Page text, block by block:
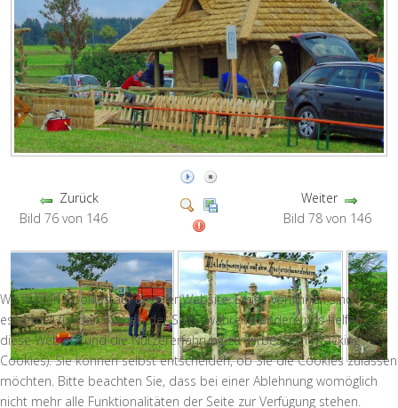
Zurück
Bild 76 von 146
Weiter
Bild 78 von 146
Wir nutzen Cookies auf unserer Website. Einige von ihnen sind
essenziell für den Betrieb der Seite, während andere uns helfen,
diese Website und die Nutzererfahrung zu verbessern (Tracking
Cookies). Sie können selbst entscheiden, ob Sie die Cookies zulassen
möchten. Bitte beachten Sie, dass bei einer Ablehnung womöglich
nicht mehr alle Funktionalitäten der Seite zur Verfügung stehen.